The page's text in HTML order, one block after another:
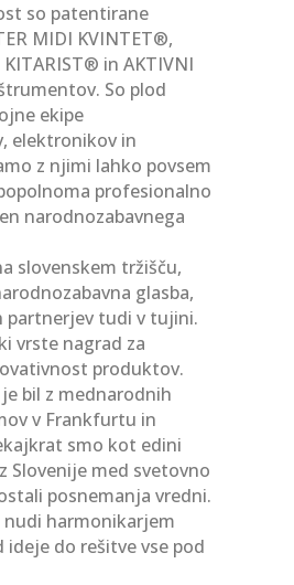
so patentirane
MIDI KVINTET®,
in AKTIVNI
So plod
ekipe
elektronikov in
z njimi lahko povsem
profesionalno
narodnozabavnega
slovenskem tržišču,
glasba,
partnerjev tudi v tujini.
vrste nagrad za
produktov.
bil z mednarodnih
v Frankfurtu in
smo kot edini
Slovenije med svetovno
posnemanja vredni.
nudi harmonikarjem
do rešitve vse pod